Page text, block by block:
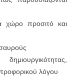
χώρο προσιτό και
λόγου